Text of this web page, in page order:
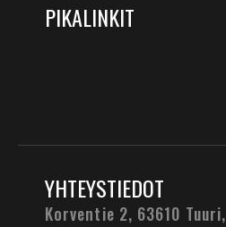
PIKALINKIT
YHTEYSTIEDOT
Korventie 2, 63610 Tuuri,